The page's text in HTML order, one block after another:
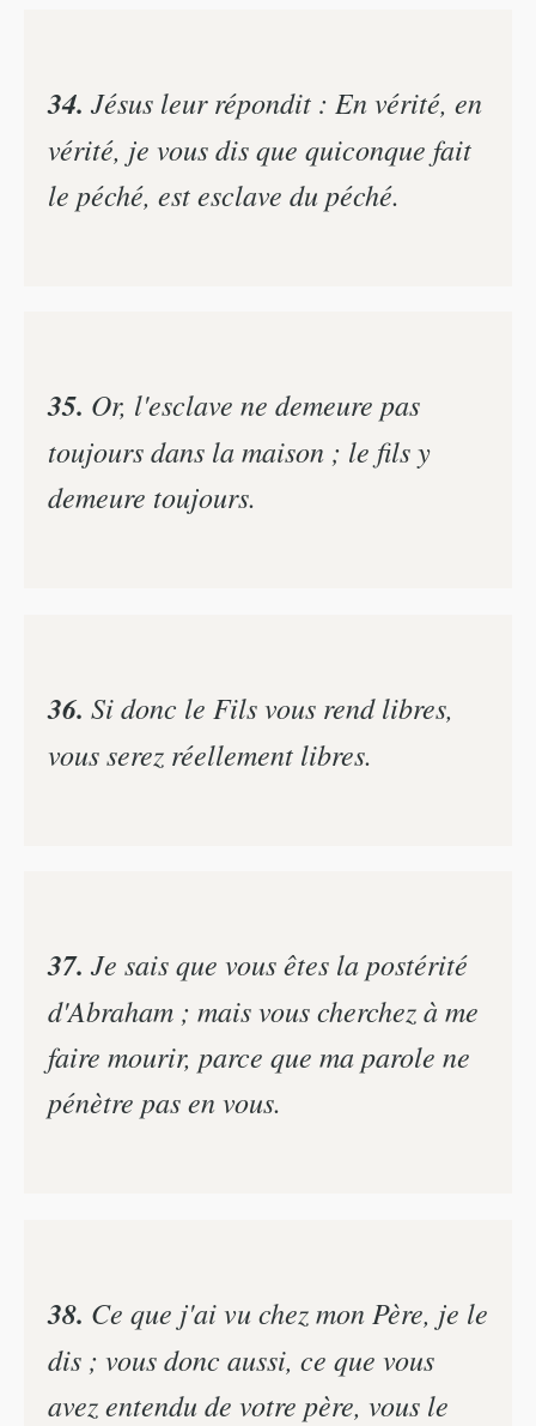
34. Jésus leur répondit : En vérité, en
vérité, je vous dis que quiconque fait
le péché, est esclave du péché.
35. Or, l'esclave ne demeure pas
toujours dans la maison ; le fils y
demeure toujours.
36. Si donc le Fils vous rend libres,
vous serez réellement libres.
37. Je sais que vous êtes la postérité
d'Abraham ; mais vous cherchez à me
faire mourir, parce que ma parole ne
pénètre pas en vous.
38. Ce que j'ai vu chez mon Père, je le
dis ; vous donc aussi, ce que vous
avez entendu de votre père, vous le